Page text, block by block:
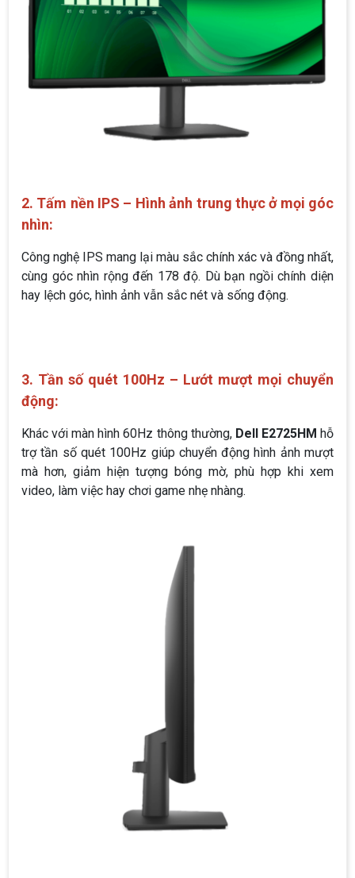
2. Tấm nền IPS – Hình ảnh trung thực ở mọi góc
nhìn:
Công nghệ IPS mang lại màu sắc chính xác và đồng nhất,
cùng góc nhìn rộng đến 178 độ. Dù bạn ngồi chính diện
hay lệch góc, hình ảnh vẫn sắc nét và sống động.
3. Tần số quét 100Hz – Lướt mượt mọi chuyển
động:
Khác với màn hình 60Hz thông thường, Dell E2725HM hỗ
trợ tần số quét 100Hz giúp chuyển động hình ảnh mượt
mà hơn, giảm hiện tượng bóng mờ, phù hợp khi xem
video, làm việc hay chơi game nhẹ nhàng.